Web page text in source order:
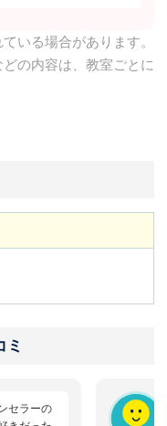
いる場合があります。
の内容は、教室ごとに
ミ
セラーの